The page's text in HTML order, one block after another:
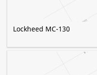
Lockheed MC-130